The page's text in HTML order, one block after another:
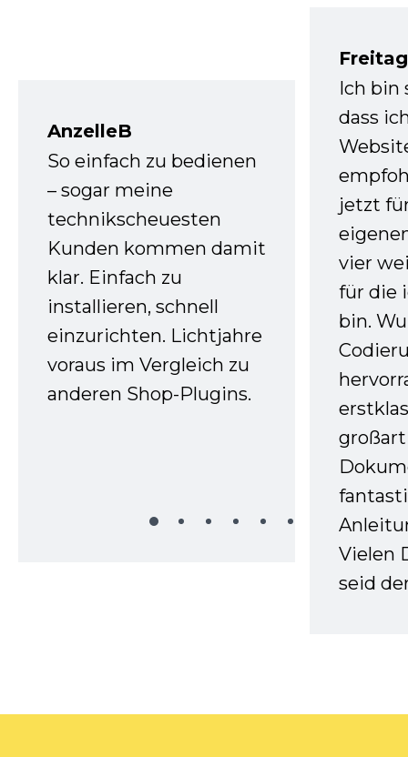
AnzelleB
So einfach zu bedienen
– sogar meine
technikscheuesten
Kunden kommen damit
klar. Einfach zu
installieren, schnell
einzurichten. Lichtjahre
voraus im Vergleich zu
anderen Shop-Plugins.
Ich bin
dass
jetzt
vier
für die
bin.
Vielen
seid